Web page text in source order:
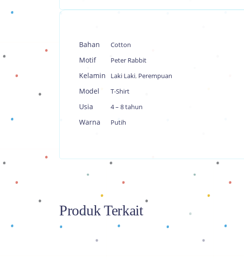
Bahan Cotton
Motif Peter Rabbit
Kelamin Laki Laki, Perempuan
Model T-Shirt
Usia 4 – 8 tahun
Warna Putih
Produk Terkait